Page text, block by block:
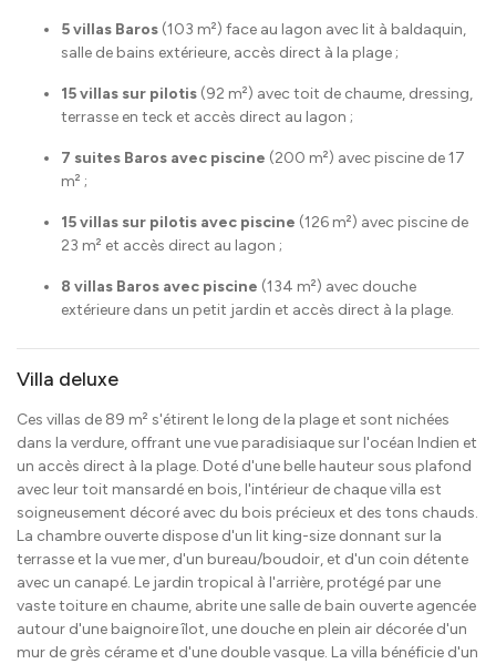
5 villas Baros (103 m²) face au lagon avec lit à baldaquin,
salle de bains extérieure, accès direct à la plage ;
15 villas sur pilotis (92 m²) avec toit de chaume, dressing,
terrasse en teck et accès direct au lagon ;
7 suites Baros avec piscine (200 m²) avec piscine de 17
m² ;
15 villas sur pilotis avec piscine (126 m²) avec piscine de
23 m² et accès direct au lagon ;
8 villas Baros ​avec piscine (134 m²) avec douche
extérieure dans un petit jardin et accès direct à la plage.
Villa deluxe
Ces villas de 89 m² s'étirent le long de la plage et sont nichées
dans la verdure, offrant une vue paradisiaque sur l'océan Indien et
un accès direct à la plage. Doté d'une belle hauteur sous plafond
avec leur toit mansardé en bois, l'intérieur de chaque villa est
soigneusement décoré avec du bois précieux et des tons chauds.
La chambre ouverte dispose d'un lit king-size donnant sur la
terrasse et la vue mer, d'un bureau/boudoir, et d'un coin détente
avec un canapé. Le jardin tropical à l'arrière, protégé par une
vaste toiture en chaume, abrite une salle de bain ouverte agencée
autour d'une baignoire îlot, une douche en plein air décorée d'un
mur de grès cérame et d'une double vasque. La villa bénéficie d'un